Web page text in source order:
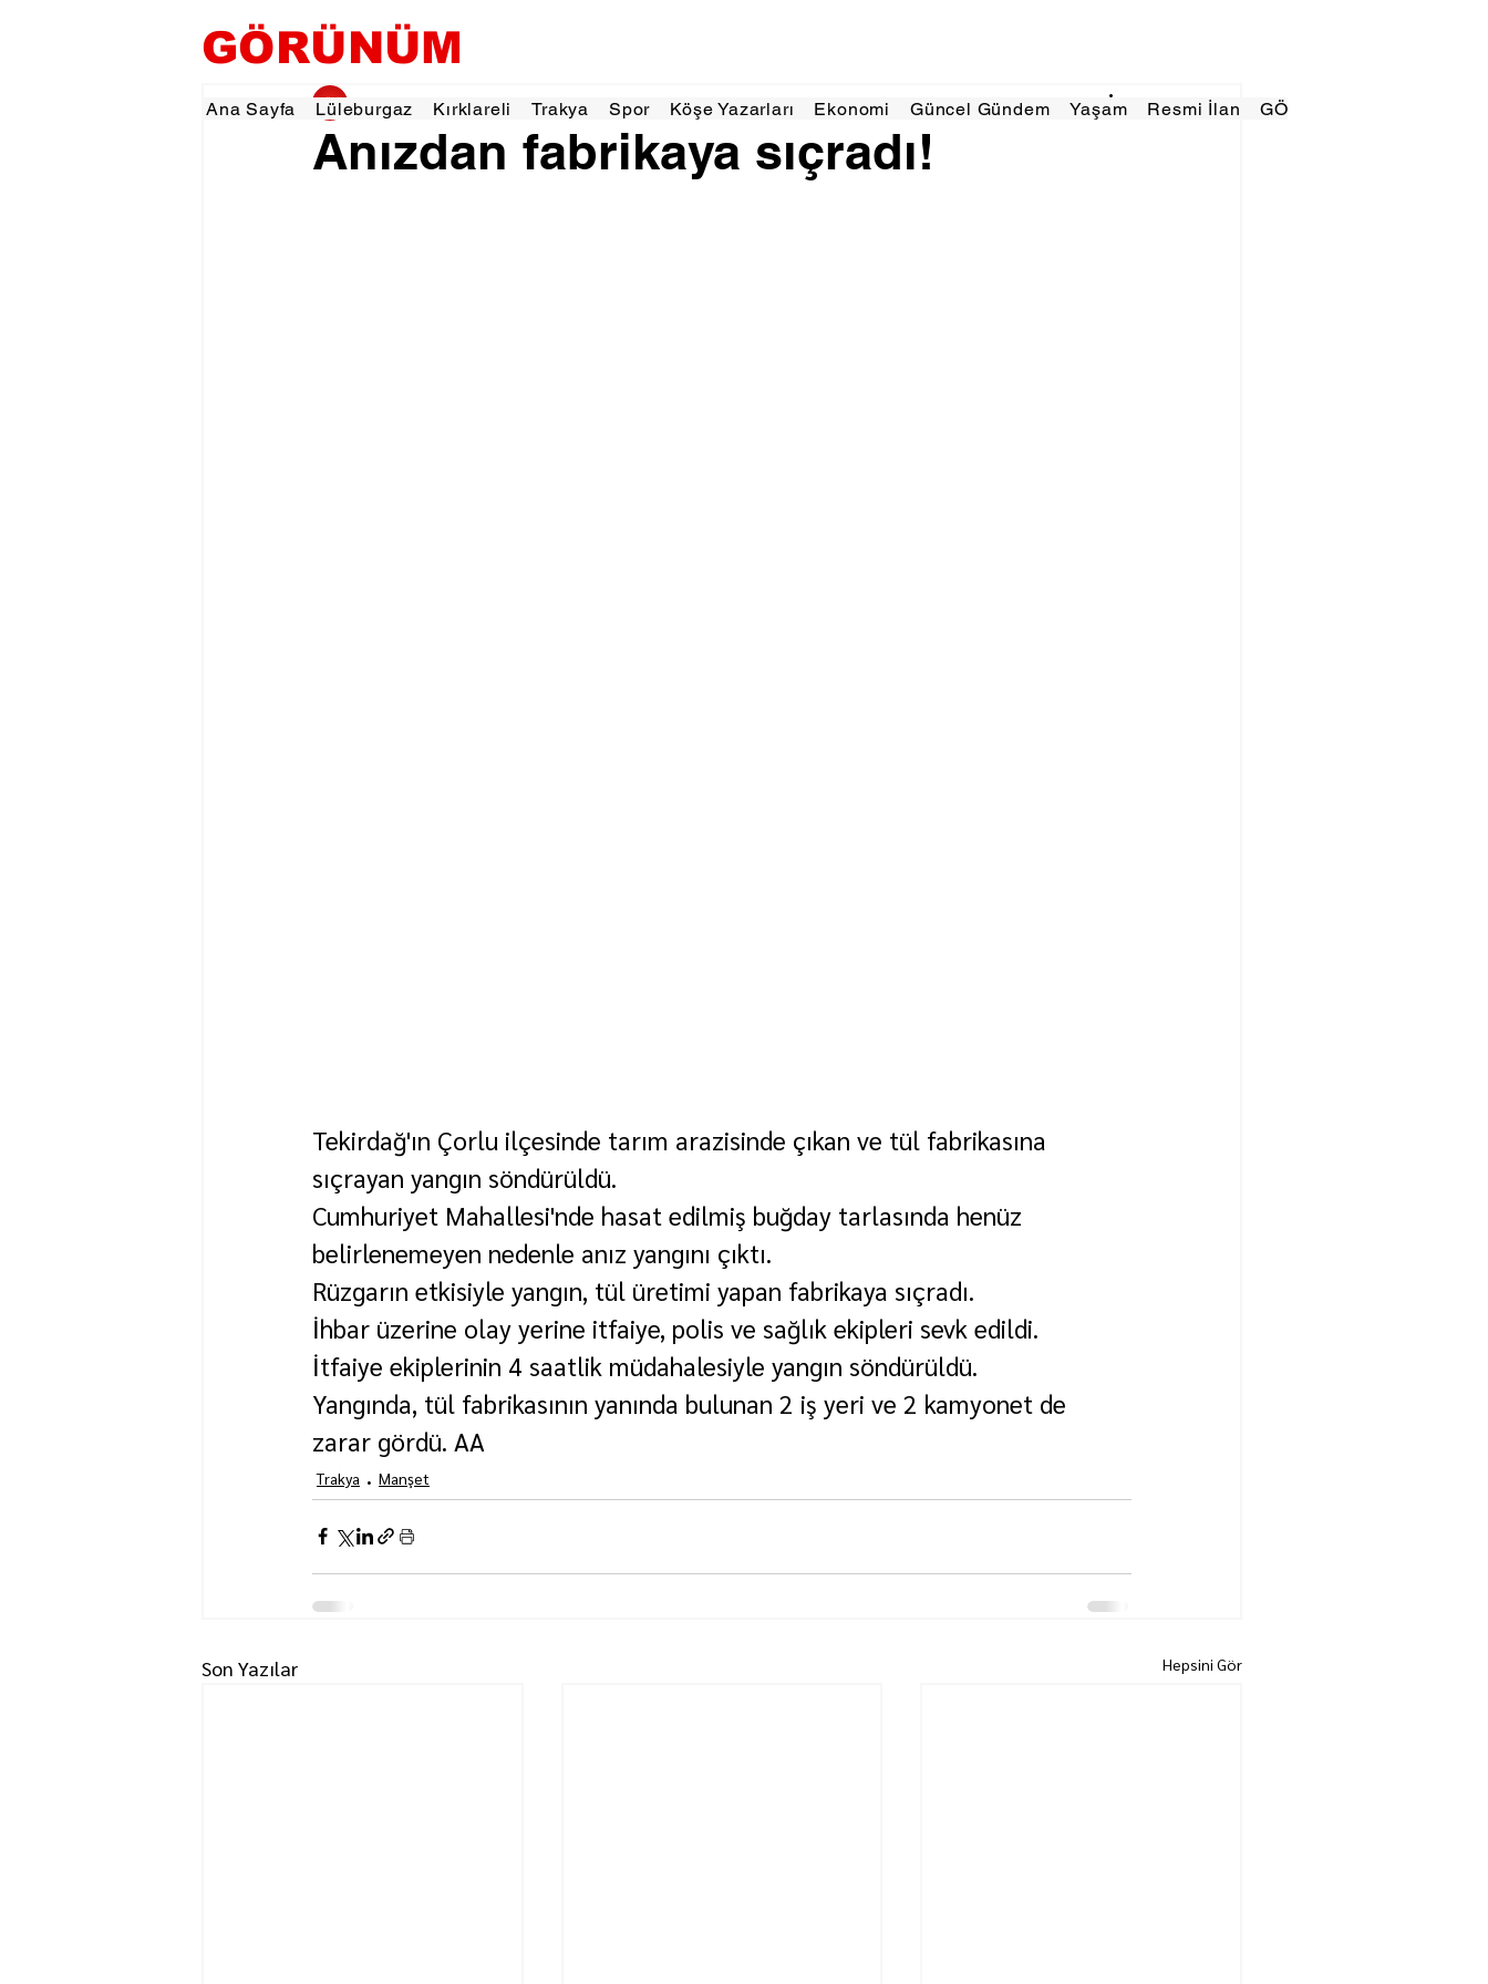
GÖRÜNÜM
Ana Sayfa Lüleburgaz Kırklareli Trakya Spor Köşe Yazarları Ekonomi Güncel Gündem Yaşam Resmi İlan GÖRÜNÜMTV
Anızdan fabrikaya sıçradı!
gorunumhaber 12 Ağu 2025 1 dakikada okunur
Tekirdağ'ın Çorlu ilçesinde tarım arazisinde çıkan ve tül fabrikasına
sıçrayan yangın söndürüldü.
Cumhuriyet Mahallesi'nde hasat edilmiş buğday tarlasında henüz
belirlenemeyen nedenle anız yangını çıktı.
Rüzgarın etkisiyle yangın, tül üretimi yapan fabrikaya sıçradı.
İhbar üzerine olay yerine itfaiye, polis ve sağlık ekipleri sevk edildi.
İtfaiye ekiplerinin 4 saatlik müdahalesiyle yangın söndürüldü.
Yangında, tül fabrikasının yanında bulunan 2 iş yeri ve 2 kamyonet de
zarar gördü. AA
Trakya Manşet
Son Yazılar Hepsini Gör